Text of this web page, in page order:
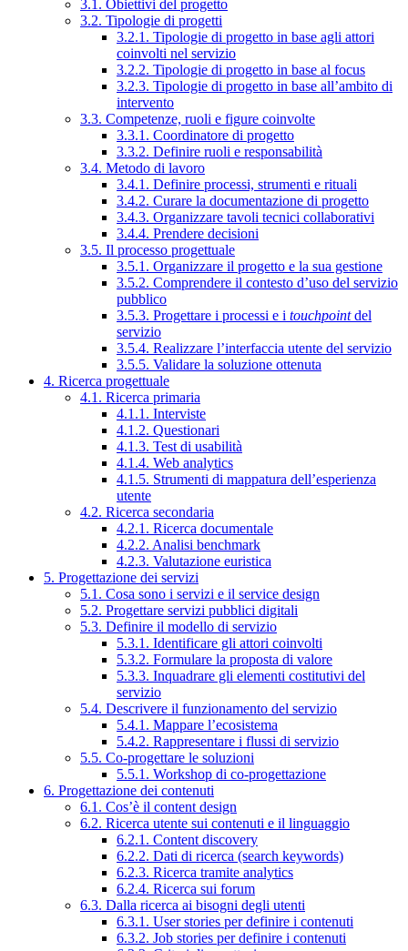
3.1. Obiettivi del progetto
3.2. Tipologie di progetti
3.2.1. Tipologie di progetto in base agli attori
coinvolti nel servizio
3.2.2. Tipologie di progetto in base al focus
3.2.3. Tipologie di progetto in base all’ambito di
intervento
3.3. Competenze, ruoli e figure coinvolte
3.3.1. Coordinatore di progetto
3.3.2. Definire ruoli e responsabilità
3.4. Metodo di lavoro
3.4.1. Definire processi, strumenti e rituali
3.4.2. Curare la documentazione di progetto
3.4.3. Organizzare tavoli tecnici collaborativi
3.4.4. Prendere decisioni
3.5. Il processo progettuale
3.5.1. Organizzare il progetto e la sua gestione
3.5.2. Comprendere il contesto d’uso del servizio
pubblico
3.5.3. Progettare i processi e i touchpointdel
servizio
3.5.4. Realizzare l’interfaccia utente del servizio
3.5.5. Validare la soluzione ottenuta
4. Ricerca progettuale
4.1. Ricerca primaria
4.1.1. Interviste
4.1.2. Questionari
4.1.3. Test di usabilità
4.1.4. Web analytics
4.1.5. Strumenti di mappatura dell’esperienza
utente
4.2. Ricerca secondaria
4.2.1. Ricerca documentale
4.2.2. Analisi benchmark
4.2.3. Valutazione euristica
5. Progettazione dei servizi
5.1. Cosa sono i servizi e il service design
5.2. Progettare servizi pubblici digitali
5.3. Definire il modello di servizio
5.3.1. Identificare gli attori coinvolti
5.3.2. Formulare la proposta di valore
5.3.3. Inquadrare gli elementi costitutivi del
servizio
5.4. Descrivere il funzionamento del servizio
5.4.1. Mappare l’ecosistema
5.4.2. Rappresentare i flussi di servizio
5.5. Co-progettare le soluzioni
5.5.1. Workshop di co-progettazione
6. Progettazione dei contenuti
6.1. Cos’è il content design
6.2. Ricerca utente sui contenuti e il linguaggio
6.2.1. Content discovery
6.2.2. Dati di ricerca (search keywords)
6.2.3. Ricerca tramite analytics
6.2.4. Ricerca sui forum
6.3. Dalla ricerca ai bisogni degli utenti
6.3.1. User stories per definire i contenuti
6.3.2. Job stories per definire i contenuti